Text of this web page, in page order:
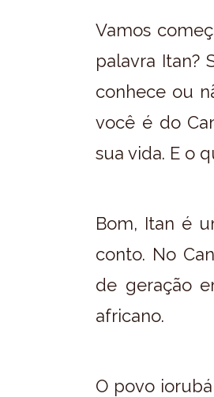
Vamos
palavra Itan?
conhece ou
você é do
sua vida. E o
Bom, Itan é
conto. No
de geração
africano.
O povo